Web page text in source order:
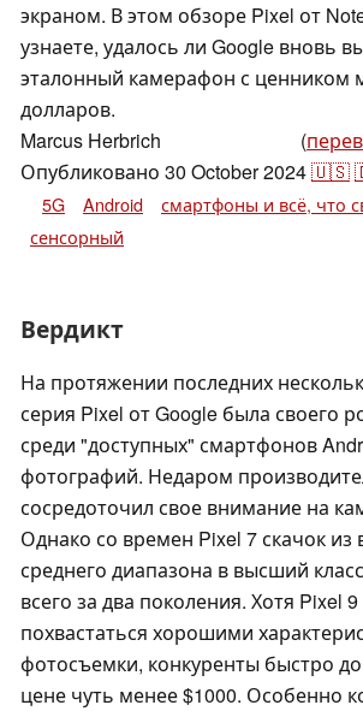
экраном. В этом обзоре Pixel от
узнаете, удалось ли Google вновь
эталонный камерафон с ценником
долларов.
Marcus Herbrich
(
Опубликовано 30 October 2024🇺🇸
5G Android
смартфоны и всё, что
сенсорный
Вердикт
На протяжении последних
серия Pixel от Google была своего
среди "доступных" смартфонов
фотографий. Недаром
сосредоточил свое внимание на
Однако со времен Pixel 7 скачок из
среднего диапазона в высший
всего за два поколения. Хотя Pixel
похвастаться хорошими
фотосъемки, конкуренты быстро
цене чуть менее $1000. Особенно